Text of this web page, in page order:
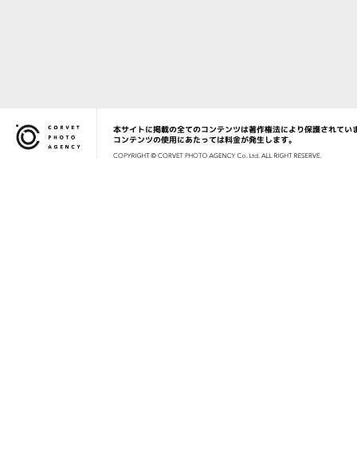
Corvet Photo Agency
本サイトに掲載の全てのコンテンツは著作権法により保護されてい
コンテンツの使用にあたっては料金が発生します。